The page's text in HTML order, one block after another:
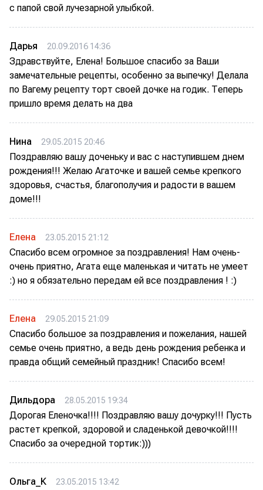
с папой свой лучезарной улыбкой.
Дарья 20.09.2016 14:36
Здравствуйте, Елена! Большое спасибо за Ваши
замечательные рецепты, особенно за выпечку! Делала
по Вагему рецепту торт своей дочке на годик. Теперь
пришло время делать на два
Нина 29.05.2015 20:46
Поздравляю вашу доченьку и вас с наступившем днем
рождения!!! Желаю Агаточке и вашей семье крепкого
здоровья, счастья, благополучия и радости в вашем
доме!!!
Елена 23.05.2015 21:12
Спасибо всем огромное за поздравления! Нам очень-
очень приятно, Агата еще маленькая и читать не умеет
:) но я обязательно передам ей все поздравления ! :)
Елена 29.05.2015 21:09
Спасибо большое за поздравления и пожелания, нашей
семье очень приятно, а ведь день рождения ребенка и
правда общий семейный праздник! Спасибо всем!
Дильдора 28.05.2015 19:34
Дорогая Еленочка!!!! Поздравляю вашу дочурку!!! Пусть
растет крепкой, здоровой и сладенькой девочкой!!!!
Спасибо за очередной тортик:)))
Ольга_К 23.05.2015 13:42